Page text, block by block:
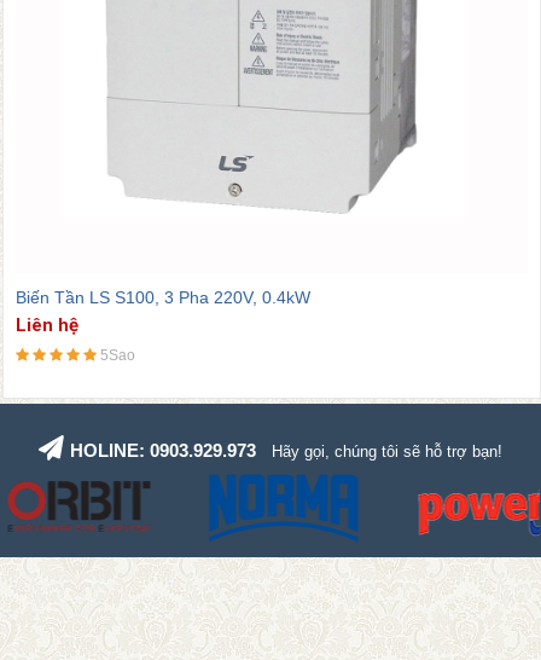
Biến Tần LS S100, 3 Pha 220V, 0.4kW
Liên hệ
5Sao
HOLINE: 0903.929.973 Hãy gọi, chúng tôi sẽ hỗ trợ bạn!